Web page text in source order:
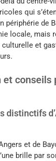
qui
périphérie de
locale, mais
et
et conseils
distinctifs
et de
brille par